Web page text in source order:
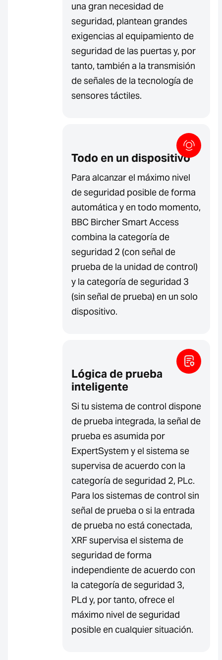
una gran necesidad de
seguridad, plantean grandes
exigencias al equipamiento de
seguridad de las puertas y, por
tanto, también a la transmisión
de señales de la tecnología de
sensores táctiles.
Todo en un dispositivo
Para alcanzar el máximo nivel
de seguridad posible de forma
automática y en todo momento,
BBC Bircher Smart Access
combina la categoría de
seguridad 2 (con señal de
prueba de la unidad de control)
y la categoría de seguridad 3
(sin señal de prueba) en un solo
dispositivo.
Lógica de prueba
inteligente
Si tu sistema de control dispone
de prueba integrada, la señal de
prueba es asumida por
ExpertSystem y el sistema se
supervisa de acuerdo con la
categoría de seguridad 2, PLc.
Para los sistemas de control sin
señal de prueba o si la entrada
de prueba no está conectada,
XRF supervisa el sistema de
seguridad de forma
independiente de acuerdo con
la categoría de seguridad 3,
PLd y, por tanto, ofrece el
máximo nivel de seguridad
posible en cualquier situación.